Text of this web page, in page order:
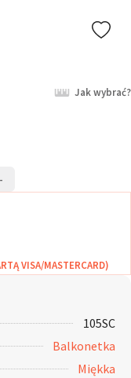
Jak wybrać?
-
VISA/MASTERCARD)
105SC
Balkonetka
Miękka